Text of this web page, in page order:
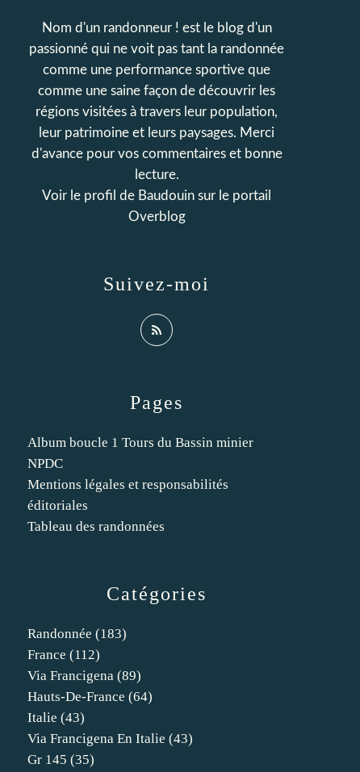
Catégories
Randonnée (183)
France (112)
Via Francigena (89)
Hauts-De-France (64)
Italie (43)
Via Francigena En Italie (43)
Gr 145 (35)
Pages
Album boucle 1 Tours du Bassin minier
NPDC
Mentions légales et responsabilités
éditoriales
Tableau des randonnées
Suivez-moi
Nom d'un randonneur ! est le blog d'un
passionné qui ne voit pas tant la randonnée
comme une performance sportive que
comme une saine façon de découvrir les
régions visitées à travers leur population,
leur patrimoine et leurs paysages. Merci
d'avance pour vos commentaires et bonne
lecture.
Voir le profil de Baudouin sur le portail
Overblog